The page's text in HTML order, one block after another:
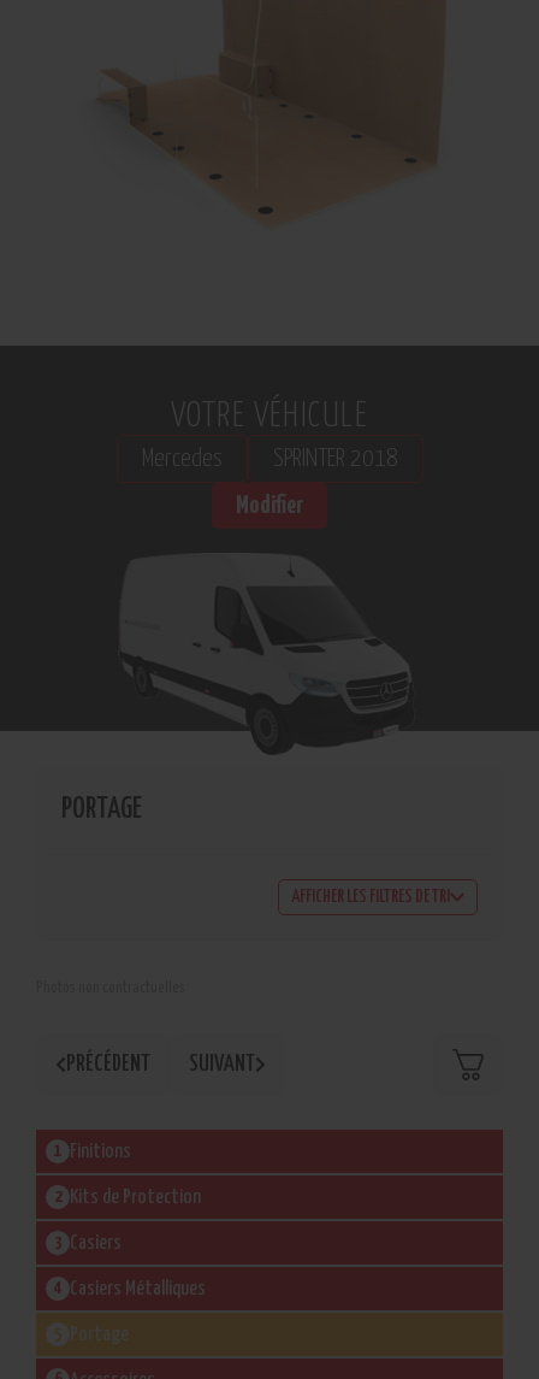
VOTRE VÉHICULE
Mercedes
SPRINTER 2018
Modifier
PORTAGE
AFFICHER LES FILTRES DE TRI
PRÉCÉDENT SUIVANT
Finitions
Kits de Protection
Casiers
Casiers Métalliques
Portage